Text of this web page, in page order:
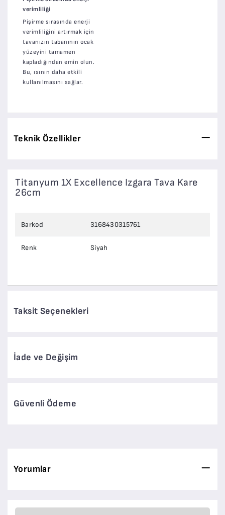
verimliliği
Pişirme sırasında enerji
verimliliğini artırmak için
tavanızın tabanının ocak
yüzeyini tamamen
kapladığından emin olun.
Bu, ısının daha etkili
kullanılmasını sağlar.
Teknik Özellikler
Titanyum 1X Excellence Izgara Tava Kare
26cm
Barkod 3168430315761
Renk Siyah
Taksit Seçenekleri
İade ve Değişim
Güvenli Ödeme
Yorumlar